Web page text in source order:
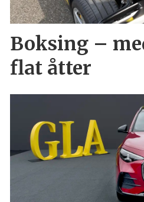
Boksing –
flat åtter